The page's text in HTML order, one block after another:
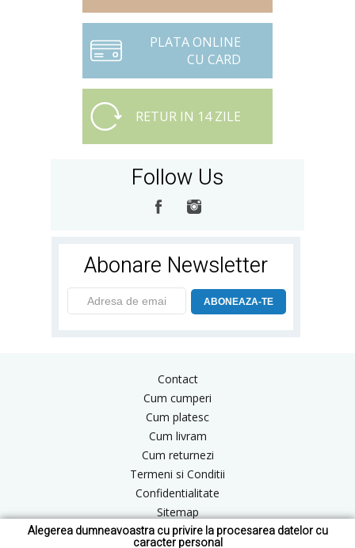
Alegerea dumneavoastra cu privire la procesarea datelor cu
caracter personal
PLATA ONLINE
CU CARD
RETUR IN 14 ZILE
Follow Us
Abonare Newsletter
ABONEAZA-TE
Contact
Cum cumperi
Cum platesc
Cum livram
Cum returnezi
Termeni si Conditii
Confidentialitate
Sitemap
Blog